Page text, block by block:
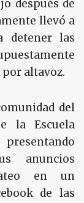
después de
llevó a
detener las
altavoz.
del
la Escuela
anuncios
en un
de las